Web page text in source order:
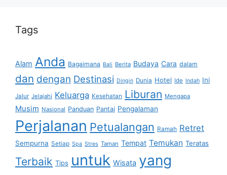
Tags
Alam Anda Bagaimana Bali Berita Budaya Cara dalam
dan dengan Destinasi Dingin Dunia Hotel Ide Indah Ini
Jalur Jelajahi Keluarga Kesehatan Liburan Mengapa
Musim Nasional Panduan Pantai Pengalaman
Perjalanan Petualangan Ramah Retret
Sempurna Setiap Spa Stres Taman Tempat Temukan Teratas
Terbaik Tips untuk Wisata yang